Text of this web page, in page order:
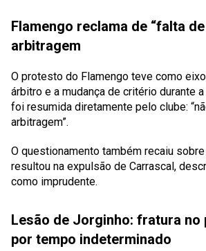
Flamengo reclama de “falta
arbitragem
O protesto do Flamengo teve como
árbitro e a mudança de critério durante
foi resumida diretamente pelo clube:
arbitragem”.
O questionamento também recaiu
resultou na expulsão de Carrascal,
como imprudente.
Lesão de Jorginho: fratura no
por tempo indeterminado